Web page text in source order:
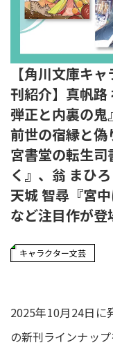
【角川文庫キ
刊紹介】真帆
弾正と内裏の
前世の宿縁と
宮書堂の転生
く』、翁 まひ
天城 智尋『宮
など注目作が登
キャラクター文芸
2025年10月24日に
の新刊ラインナッ